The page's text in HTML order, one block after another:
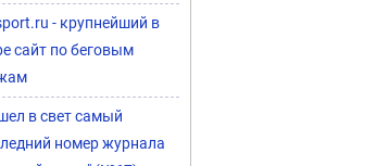
- крупнейший в
сайт по беговым
в свет самый
номер журнала